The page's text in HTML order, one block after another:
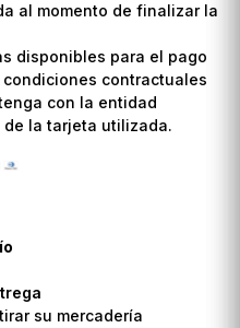
al momento de finalizar la
disponibles para el pago
contractuales
con la entidad
la tarjeta utilizada.
su mercadería